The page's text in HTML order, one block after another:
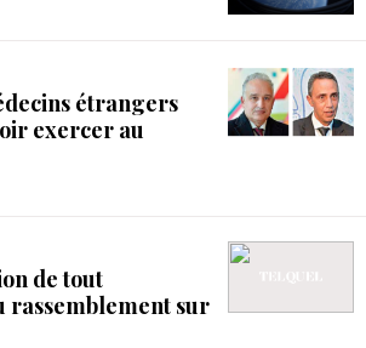
étrangers
exercer au
de tout
rassemblement sur